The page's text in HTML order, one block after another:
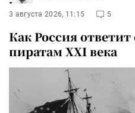
3 августа 2026, 11:15 5
Как Россия
пиратам XXI века